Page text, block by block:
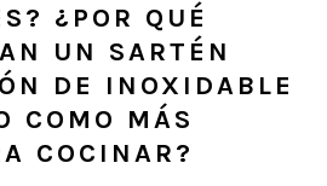
¿POR QUÉ
UN SARTÉN
DE INOXIDABLE
COMO MÁS
COCINAR?